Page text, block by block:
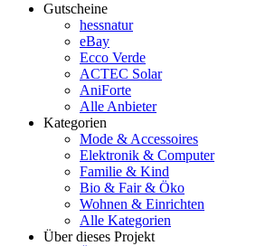
Gutscheine
hessnatur
eBay
Ecco Verde
ACTEC Solar
AniForte
Alle Anbieter
Kategorien
Mode & Accessoires
Elektronik & Computer
Familie & Kind
Bio & Fair & Öko
Wohnen & Einrichten
Alle Kategorien
Über dieses Projekt